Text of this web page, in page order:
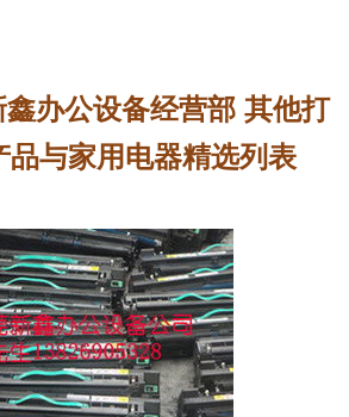
办公设备经营部 其他打
品与家用电器精选列表